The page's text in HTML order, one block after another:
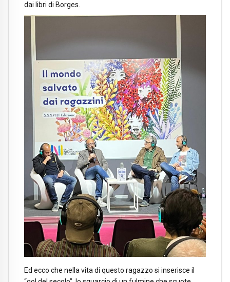
dai libri di Borges.
Ed ecco che nella vita di questo ragazzo si inserisce il